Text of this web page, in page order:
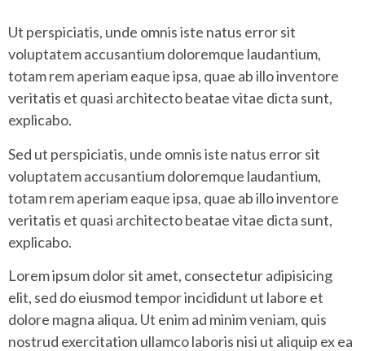
Ut perspiciatis, unde omnis iste natus error sit
voluptatem accusantium doloremque laudantium,
totam rem aperiam eaque ipsa, quae ab illo inventore
veritatis et quasi architecto beatae vitae dicta sunt,
explicabo.
Sed ut perspiciatis, unde omnis iste natus error sit
voluptatem accusantium doloremque laudantium,
totam rem aperiam eaque ipsa, quae ab illo inventore
veritatis et quasi architecto beatae vitae dicta sunt,
explicabo.
Lorem ipsum dolor sit amet, consectetur adipisicing
elit, sed do eiusmod tempor incididunt ut labore et
dolore magna aliqua. Ut enim ad minim veniam, quis
nostrud exercitation ullamco laboris nisi ut aliquip ex ea